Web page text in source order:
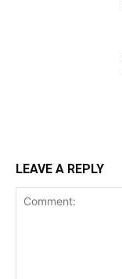
LEAVE A REPLY